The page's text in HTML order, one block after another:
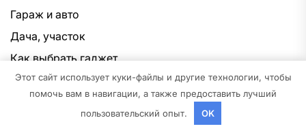
Гараж и авто
Дача, участок
Как выбрать гаджет
Новости плюс
Этот сайт использует куки-файлы и другие технологии, чтобы
помочь вам в навигации, а также предоставить лучший
пользовательский опыт.
OK